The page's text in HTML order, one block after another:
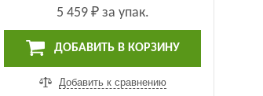
5 459 ₽за упак.
ДОБАВИТЬ В КОРЗИНУ
Добавить к сравнению